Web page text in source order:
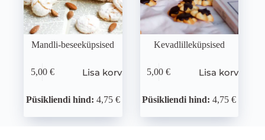
Mandli-beseeküpsised
5,00 € Lisa korvi
Püsikliendi hind: 4,75 €
Kevadlilleküpsised
5,00€ Lisa korvi
Püsikliendi hind: 4,75 €